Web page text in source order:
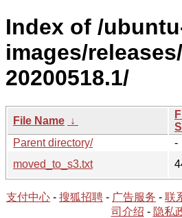
Index of /
images/
20200518.1/
File Name ↓
Parent directory/
-
moved_to_s3.txt
支付中心 - 搜狐招聘 - 广告服务 - 联
司介绍 - 隐私